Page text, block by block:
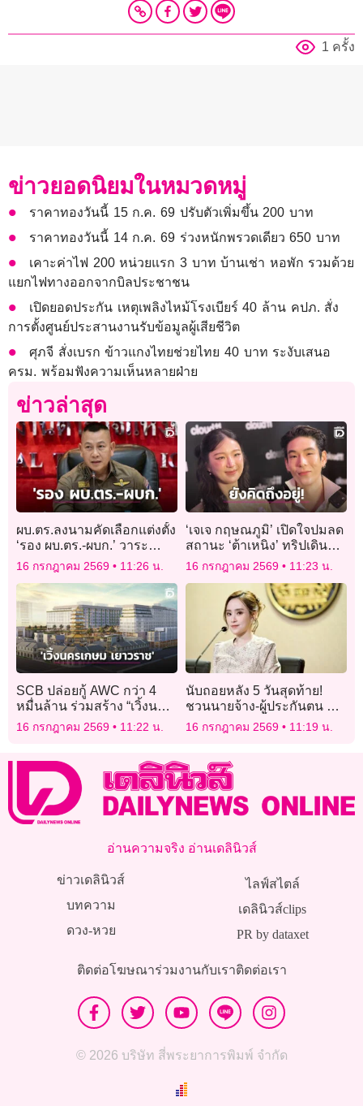
1 ครั้ง
ข่าวยอดนิยมในหมวดหมู่
ราคาทองวันนี้ 15 ก.ค. 69 ปรับตัวเพิ่มขึ้น 200 บาท
ราคาทองวันนี้ 14 ก.ค. 69 ร่วงหนักพรวดเดียว 650 บาท
เคาะค่าไฟ 200 หน่วยแรก 3 บาท บ้านเช่า หอพัก รวมด้วย
แยกไฟทางออกจากบิลประชาชน
เปิดยอดประกัน เหตุเพลิงไหม้โรงเบียร์ 40 ล้าน คปภ. สั่ง
การตั้งศูนย์ประสานงานรับข้อมูลผู้เสียชีวิต
ศุภจี สั่งเบรก ข้าวแกงไทยช่วยไทย 40 บาท ระงับเสนอ
ครม. พร้อมฟังความเห็นหลายฝ่าย
ข่าวล่าสุด
ผบ.ตร.ลงนามคัดเลือกแต่งตั้ง
‘รอง ผบ.ตร.-ผบก.’ วาระ
2569 ส่งเข้าพิจารณา 10
16 กรกฎาคม 2569 11:26 น.
‘เจเจ กฤษณภูมิ’ เปิดใจปมลด
สถานะ ‘ต้าเหนิง’ ทริปเดินป่า
ฮีโร่ช่วยฮีลใจ รับมีซึม-คิดถึง
16 กรกฎาคม 2569 11:23 น.
SCB ปล่อยกู้ AWC กว่า 4
หมื่นล้าน ร่วมสร้าง “เวิ้งนคร
เกษม เยาวราช” แลนด์มาร์ก
แห่งใหม่
16 กรกฎาคม 2569 11:22 น.
นับถอยหลัง 5 วันสุดท้าย!
ชวนนายจ้าง-ผู้ประกันตน ลง
ทะเบียนเลือกตั้ง ‘บอร์ด
ประกันสังคม’ หมดเขต 20
16 กรกฎาคม 2569 11:19 น.
อ่านความจริง อ่านเดลินิวส์
ข่าวเดลินิวส์
บทความ
ดวง-หวย
ไลฟ์สไตล์
เดลินิวส์clips
PR by dataxet
ติดต่อโฆษณาร่วมงานกับเราติดต่อเรา
© 2026 บริษัท สี่พระยาการพิมพ์ จำกัด